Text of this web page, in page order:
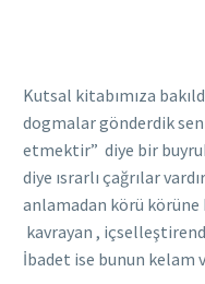
Kutsal kitabımıza
dogmalar gönderdik
etmektir” diye bir
diye ısrarlı çağrılar
anlamadan körü
kavrayan ,
İbadet ise bunun kelam